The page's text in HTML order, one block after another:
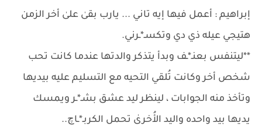
إبراهيم : أعمل فيها إيه تاني ... يارب بقىٰ علىٰ أخر الزمن
هتيجي عيله ذي دي وتكسـ*ـرني.
**ليتنفس بعنـ*ـف وبدأ يتذكر والدتها عندما كانت تحب
شخص أخر وكانت تُلقي التحيه مع التسليم عليه بيديها
وتأخذ منه الجوابات ، لينظر ليد عشق بشـ*ـر ويمسك
يديها بيد واحده واليد الأُخرىٰ تحمل الكربـ*ـاچ..